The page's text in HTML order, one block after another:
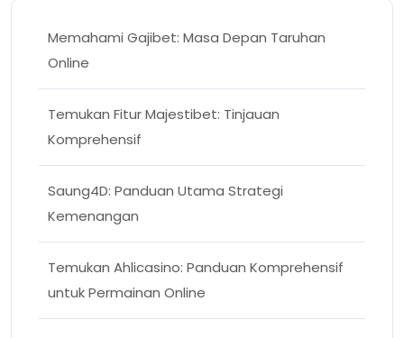
Memahami Gajibet: Masa Depan Taruhan
Online
Temukan Fitur Majestibet: Tinjauan
Komprehensif
Saung4D: Panduan Utama Strategi
Kemenangan
Temukan Ahlicasino: Panduan Komprehensif
untuk Permainan Online